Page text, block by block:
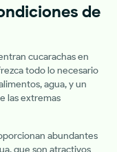
de
cucarachas en
todo lo necesario
agua, y un
las extremas
abundantes
que son atractivos